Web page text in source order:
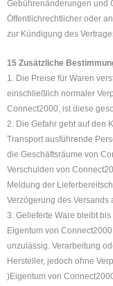
Gebührenänderungen und
Öffentlichrechtlicher oder
zur Kündigung des
15 Zusätzliche
1. Die Preise für Waren
einschließlich normaler
Connect2000, ist diese
2. Die Gefahr geht auf den
Transport ausführende
die Geschäftsräume von
Verschulden von
Meldung der
Verzögerung des Versands
3. Gelieferte Ware bleibt
Eigentum von
unzulässig. Verarbeitung
Hersteller, jedoch ohne
)Eigentum von